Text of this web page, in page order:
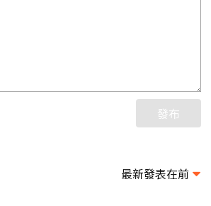
發布
最新發表在前